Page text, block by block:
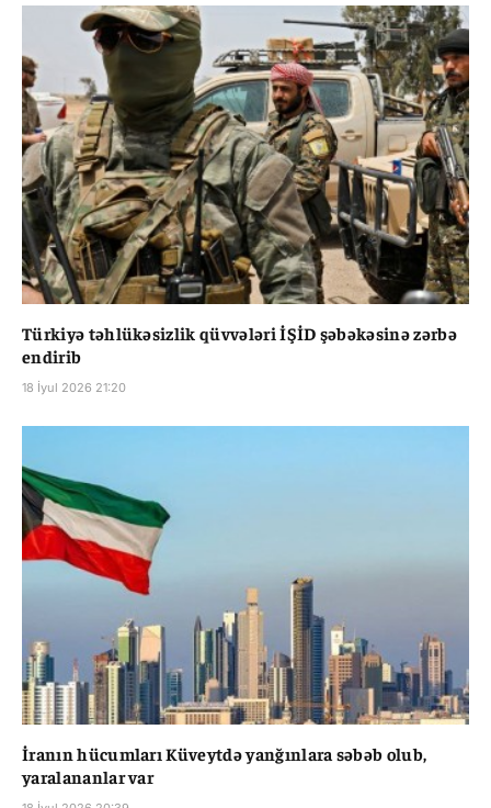
Türkiyə təhlükəsizlik qüvvələri İŞİD şəbəkəsinə zərbə
endirib
18 İyul 2026 21:20
İranın hücumları Küveytdə yanğınlara səbəb olub,
yaralananlar var